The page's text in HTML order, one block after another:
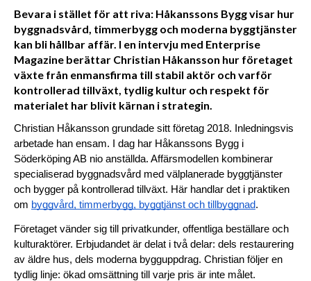
Bevara i stället för att riva: Håkanssons Bygg visar hur
byggnadsvård, timmerbygg och moderna byggtjänster
kan bli hållbar affär. I en intervju med Enterprise
Magazine berättar Christian Håkansson hur företaget
växte från enmansfirma till stabil aktör och varför
kontrollerad tillväxt, tydlig kultur och respekt för
materialet har blivit kärnan i strategin.
Christian Håkansson grundade sitt företag 2018. Inledningsvis
arbetade han ensam. I dag har Håkanssons Bygg i
Söderköping AB nio anställda. Affärsmodellen kombinerar
specialiserad byggnadsvård med välplanerade byggtjänster
och bygger på kontrollerad tillväxt. Här handlar det i praktiken
om byggvård, timmerbygg, byggtjänst och tillbyggnad.
Företaget vänder sig till privatkunder, offentliga beställare och
kulturaktörer. Erbjudandet är delat i två delar: dels restaurering
av äldre hus, dels moderna bygguppdrag. Christian följer en
tydlig linje: ökad omsättning till varje pris är inte målet.